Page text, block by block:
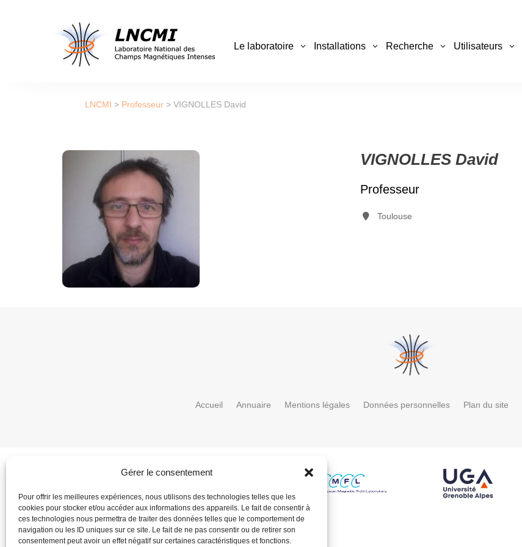
Gérer le consentement
Pour offrir les meilleures expériences, nous utilisons des technologies telles que les
cookies pour stocker et/ou accéder aux informations des appareils. Le fait de consentir à
ces technologies nous permettra de traiter des données telles que le comportement de
navigation ou les ID uniques sur ce site. Le fait de ne pas consentir ou de retirer son
consentement peut avoir un effet négatif sur certaines caractéristiques et fonctions.
Le laboratoire Installations Recherche Utilisateurs
LNCMI > Professeur >VIGNOLLES David
VIGNOLLES David
Professeur
Toulouse
Accueil Annuaire Mentions légales Données personnelles Plan du site